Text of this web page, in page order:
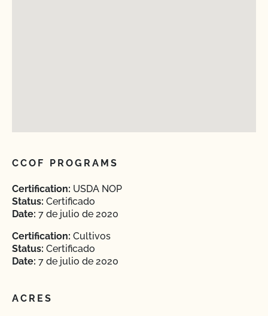
CCOF PROGRAMS
Certification: USDA NOP
Status: Certificado
Date: 7 de julio de 2020
Certification: Cultivos
Status: Certificado
Date: 7 de julio de 2020
ACRES